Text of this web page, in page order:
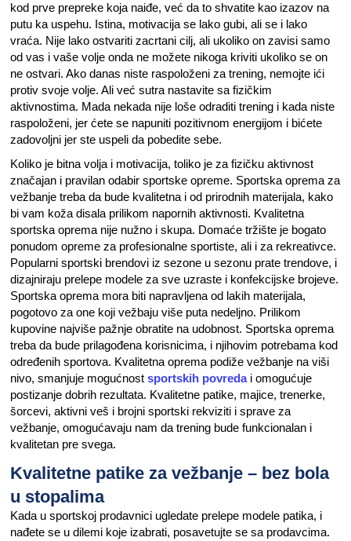
kod prve prepreke koja naiđe, već da to shvatite kao izazov na
putu ka uspehu. Istina, motivacija se lako gubi, ali se i lako
vraća. Nije lako ostvariti zacrtani cilj, ali ukoliko on zavisi samo
od vas i vaše volje onda ne možete nikoga kriviti ukoliko se on
ne ostvari. Ako danas niste raspoloženi za trening, nemojte ići
protiv svoje volje. Ali već sutra nastavite sa fizičkim
aktivnostima. Mada nekada nije loše odraditi trening i kada niste
raspoloženi, jer ćete se napuniti pozitivnom energijom i bićete
zadovoljni jer ste uspeli da pobedite sebe.
Koliko je bitna volja i motivacija, toliko je za fizičku aktivnost
značajan i pravilan odabir sportske opreme. Sportska oprema za
vežbanje treba da bude kvalitetna i od prirodnih materijala, kako
bi vam koža disala prilikom napornih aktivnosti. Kvalitetna
sportska oprema nije nužno i skupa. Domaće tržište je bogato
ponudom opreme za profesionalne sportiste, ali i za rekreativce.
Popularni sportski brendovi iz sezone u sezonu prate trendove, i
dizajniraju prelepe modele za sve uzraste i konfekcijske brojeve.
Sportska oprema mora biti napravljena od lakih materijala,
pogotovo za one koji vežbaju više puta nedeljno. Prilikom
kupovine najviše pažnje obratite na udobnost. Sportska oprema
treba da bude prilagođena korisnicima, i njihovim potrebama kod
određenih sportova. Kvalitetna oprema podiže vežbanje na viši
nivo, smanjuje mogućnostsportskih povredai omogućuje
postizanje dobrih rezultata. Kvalitetne patike, majice, trenerke,
šorcevi, aktivni veš i brojni sportski rekviziti i sprave za
vežbanje, omogućavaju nam da trening bude funkcionalan i
kvalitetan pre svega.
Kvalitetne patike za vežbanje – bez bola
u stopalima
Kada u sportskoj prodavnici ugledate prelepe modele patika, i
nađete se u dilemi koje izabrati, posavetujte se sa prodavcima.